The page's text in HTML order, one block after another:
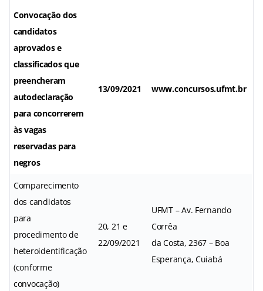
Convocação dos
candidatos
aprovados e
classificados que
preencheram
autodeclaração
para concorrerem
às vagas
reservadas para
negros
13/09/2021 www.concursos.ufmt.br
Comparecimento
dos candidatos
para
procedimento de
heteroidentificação
(conforme
convocação)
20, 21 e
22/09/2021
UFMT – Av. Fernando
Corrêa
da Costa, 2367 – Boa
Esperança, Cuiabá